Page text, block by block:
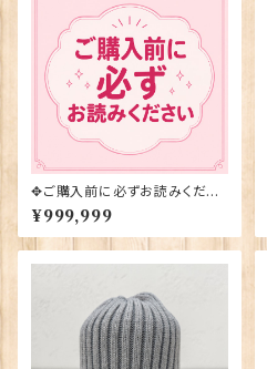
✥ご購入前に必ずお読みくださ
い✥
¥999,999